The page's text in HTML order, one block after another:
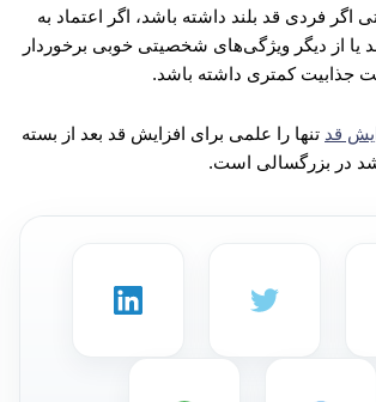
اگر فردی قد بلند داشته باشد، اگر اعتماد به
یا از دیگر ویژگی‌های شخصیتی خوبی برخوردار
جذابیت کمتری داشته باشد.
قدتنها را علمی برای افزایش قد بعد از بسته
در بزرگسالی است.